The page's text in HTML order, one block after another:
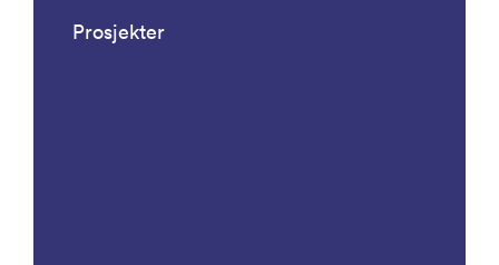
Prosjekter